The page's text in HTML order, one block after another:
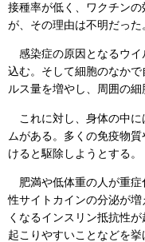
接種率が低く、ワクチン
が、その理由は不明だった
感染症の原因となるウイ
込む。そして細胞のなか
ルス量を増やし、周囲の細
これに対し、身体の中に
ムがある。多くの免疫物
けると駆除しようとする。
肥満や低体重の人が重症
性サイトカインの分泌が
くなるインスリン抵抗性
起こりやすいことなどを